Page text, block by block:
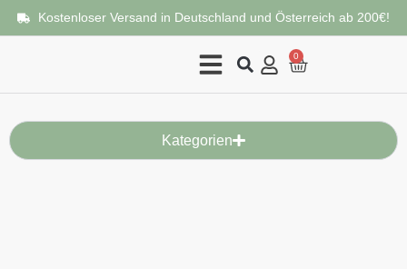
Kostenloser Versand in Deutschland und Österreich ab 200€!
0
Kategorien